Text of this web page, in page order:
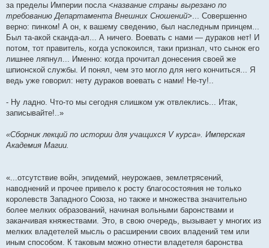
за пределы Империи посла <название страны вырезано по
требованию Департамента Внешних Сношений>... Совершенно
верно: пинком! А он, к вашему сведению, был наследным принцем...
Был та-акой сканда-ал... А ничего. Воевать с нами — дураков нет! И
потом, тот правитель, когда успокоился, таки признал, что сынок его
лишнее ляпнул... Именно: когда прочитал донесения своей же
шпионской службы. И понял, чем это могло для него кончиться... Я
ведь уже говорил: нету дураков воевать с нами! Не-ту!..
- Ну ладно. Что-то мы сегодня слишком уж отвлеклись... Итак,
записывайте!..»
«Сборник лекций по истории для учащихся V курса». Имперская
Академия Магии.
«...отсутствие войн, эпидемий, неурожаев, землетрясений,
наводнений и прочее привело к росту благосостояния не только
королевств Западного Союза, но также и множества значительно
более мелких образований, начиная вольными баронствами и
заканчивая княжествами. Это, в свою очередь, вызывает у многих из
мелких владетелей мысль о расширении своих владений тем или
иным способом. К таковым можно отнести владетеля баронства